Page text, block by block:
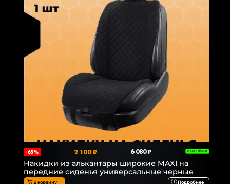
-65% 2 100 ₽ 6 080 ₽ В НАЛИЧИИ
Накидки из алькантары широкие MAXI на
передние сиденья универсальные черные
В корзину Подробнее